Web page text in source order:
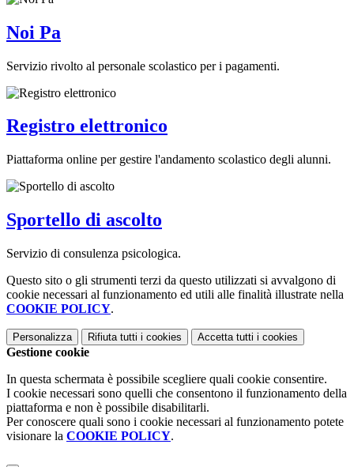
Noi Pa
Servizio rivolto al personale scolastico per i pagamenti.
Registro elettronico
Piattaforma online per gestire l'andamento scolastico degli alunni.
Sportello di ascolto
Servizio di consulenza psicologica.
Questo sito o gli strumenti terzi da questo utilizzati si avvalgono di
cookie necessari al funzionamento ed utili alle finalità illustrate nella
COOKIE POLICY.
Personalizza Rifiuta tutti i cookies Accetta tutti i cookies
Gestione cookie
In questa schermata è possibile scegliere quali cookie consentire.
I cookie necessari sono quelli che consentono il funzionamento della
piattaforma e non è possibile disabilitarli.
Per conoscere quali sono i cookie necessari al funzionamento potete
visionare la COOKIE POLICY.